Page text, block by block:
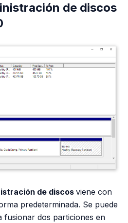
de discos
de discosviene con
predeterminada. Se puede
fusionar dos particiones en